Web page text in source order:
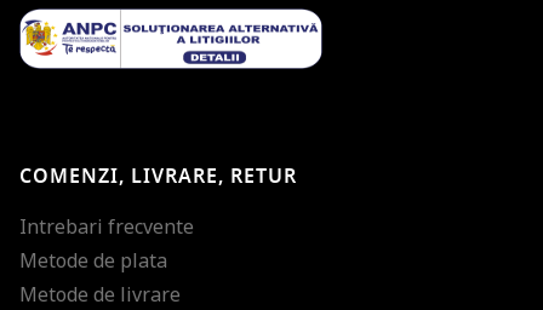
COMENZI, LIVRARE, RETUR
Intrebari frecvente
Metode de plata
Metode de livrare